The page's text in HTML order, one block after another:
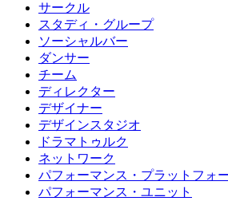
サークル
スタディ・グループ
ソーシャルバー
ダンサー
チーム
ディレクター
デザイナー
デザインスタジオ
ドラマトゥルク
ネットワーク
パフォーマンス・プラットフォ
パフォーマンス・ユニット